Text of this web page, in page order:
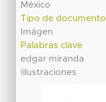
México
Tipo de documento
Imágen
Palabras clave
edgar miranda
|ilustraciones